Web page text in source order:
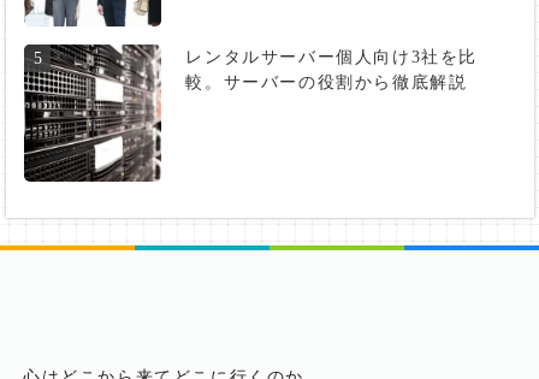
5
レンタルサーバー個人向け3社を比
較。サーバーの役割から徹底解説